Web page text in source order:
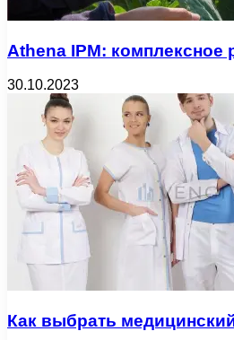
Athena IPM: комплексное
30.10.2023
Как выбрать